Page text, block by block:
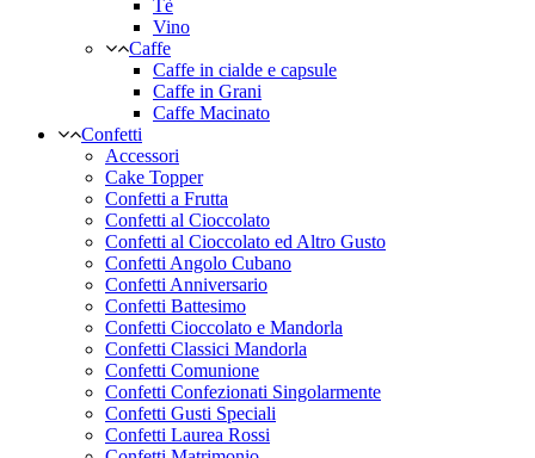
Tè
Vino
Caffe
Caffe in cialde e capsule
Caffe in Grani
Caffe Macinato
Confetti
Accessori
Cake Topper
Confetti a Frutta
Confetti al Cioccolato
Confetti al Cioccolato ed Altro Gusto
Confetti Angolo Cubano
Confetti Anniversario
Confetti Battesimo
Confetti Cioccolato e Mandorla
Confetti Classici Mandorla
Confetti Comunione
Confetti Confezionati Singolarmente
Confetti Gusti Speciali
Confetti Laurea Rossi